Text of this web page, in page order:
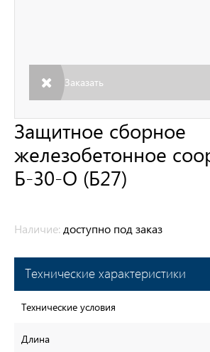
Защитное сборное
железобетонное
Б-30-О (Б27)
Наличие: доступно под заказ
Технические характеристики
Технические условия
Длина
Заказать